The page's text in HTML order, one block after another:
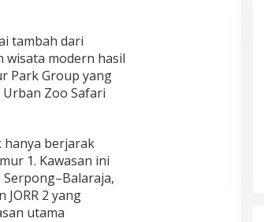
tambah dari
wisata modern hasil
Park Group yang
Zoo Safari
hanya berjarak
1. Kawasan ini
JORR 2 yang
utama
Tangerang Gandeng Tokopedia